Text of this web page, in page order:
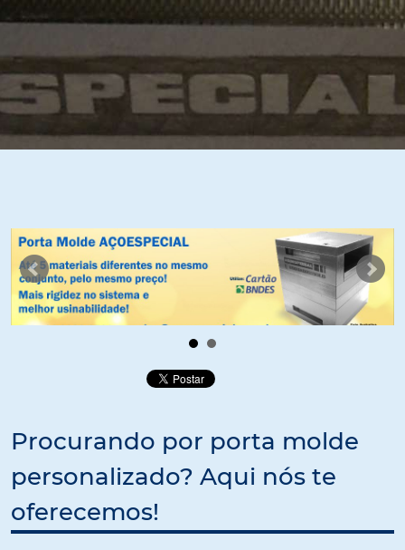
Procurando por porta molde
personalizado? Aqui nós te
oferecemos!